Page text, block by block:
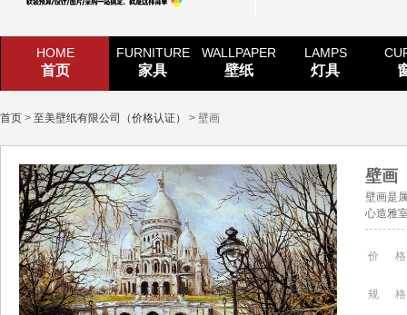
HOME
首页
FURNITURE
家具
WALLPAPER
壁纸
LAMPS
灯具
首页 > 至美壁纸有限公司（价格认证） > 壁画
壁画
壁画是
心造雅
价 格
规 格